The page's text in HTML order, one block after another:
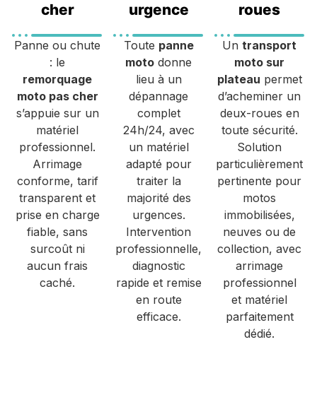
cher
Panne ou chute
: le
remorquage
moto pas cher
s’appuie sur un
matériel
professionnel.
Arrimage
conforme, tarif
transparent et
prise en charge
fiable, sans
surcoût ni
aucun frais
caché.
urgence
Toute panne
moto donne
lieu à un
dépannage
complet
24h/24, avec
un matériel
adapté pour
traiter la
majorité des
urgences.
Intervention
professionnelle,
diagnostic
rapide et remise
en route
efficace.
roues
Untransport
moto sur
plateau permet
d’acheminer un
deux-roues en
toute sécurité.
Solution
particulièrement
pertinente pour
motos
immobilisées,
neuves ou de
collection, avec
arrimage
professionnel
et matériel
parfaitement
dédié.